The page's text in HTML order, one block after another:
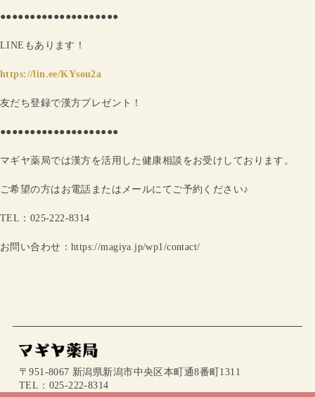
●●●●●●●●●●●●●●●●●●●●
LINEもあります！
https://lin.ee/KYsou2a
友だち登録で漢方プレゼント！
●●●●●●●●●●●●●●●●●●●●
マギヤ薬局では漢方を活用した健康相談をお受けしております。
ご希望の方はお電話またはメールにてご予約ください♪
TEL：025-222-8314
お問い合わせ：https://magiya.jp/wp1/contact/
〒951-8067 新潟県新潟市中央区本町通8番町1311
TEL：025-222-8314